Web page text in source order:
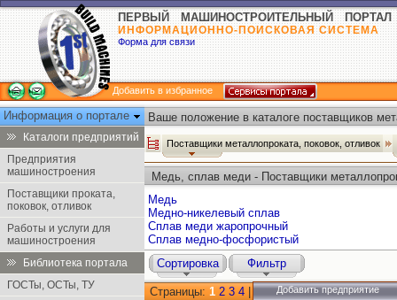
ПЕРВЫЙ МАШИНОСТРОИТЕЛЬНЫЙ ПОРТАЛ
ИНФОРМАЦИОННО-ПОИСКОВАЯ СИСТЕМА
Форма для связи
Добавить в избранное
Информация о портале
Каталоги предприятий
Предприятия
машиностроения
Поставщики проката,
поковок, отливок
Работы и услуги для
машиностроения
Библиотека портала
ГОСТы, ОСТы, ТУ
Ваше положение в каталоге поставщиков
Поставщики металлопроката, поковок, отливок
Медь, сплав меди - Поставщики
Медь
Медно-никелевый сплав
Сплав меди жаропрочный
Сплав медно-фосфористый
Сортировка
Фильтр
Страницы: 1 2 3 4 Добавить предприятие